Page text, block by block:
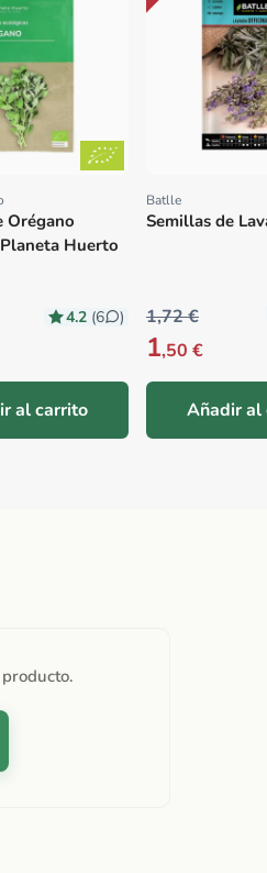
Orégano
Huerto
4.2 (6 )
al carrito
Proveedor:
Batlle
Semillas de
1,72 €
1,50 €
Añadir al